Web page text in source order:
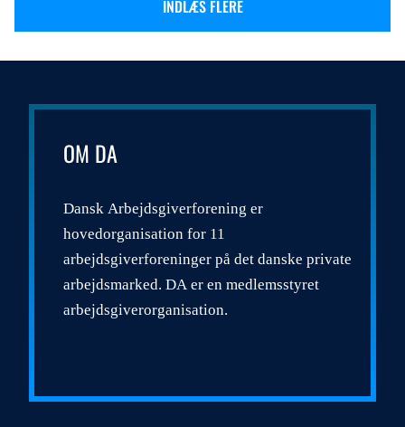
INDLÆS FLERE
OM DA
Dansk Arbejdsgiverforening er
hovedorganisation for 11
arbejdsgiverforeninger på det danske private
arbejdsmarked. DA er en medlemsstyret
arbejdsgiverorganisation.